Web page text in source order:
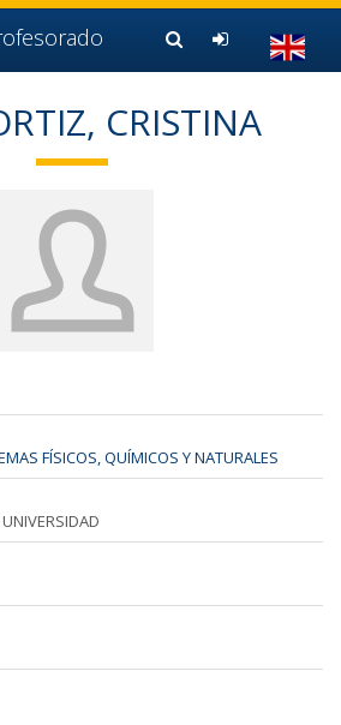
de la página (alt + s)
(alt + c)
+ p)
+ u)
CRISTINA
FÍSICOS, QUÍMICOS Y NATURALES